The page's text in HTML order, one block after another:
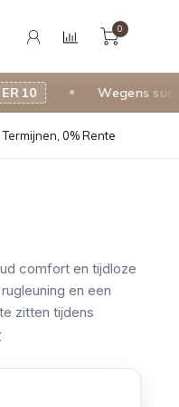
Wegens succes
0
0% Rente
comfort en tijdloze
en een
zitten tijdens